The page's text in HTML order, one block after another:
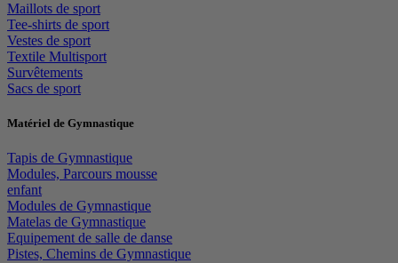
Maillots de sport
Tee-shirts de sport
Vestes de sport
Textile Multisport
Survêtements
Sacs de sport
Matériel de Gymnastique
Tapis de Gymnastique
Modules, Parcours mousse
enfant
Modules de Gymnastique
Matelas de Gymnastique
Equipement de salle de danse
Pistes, Chemins de Gymnastique